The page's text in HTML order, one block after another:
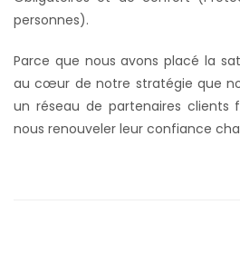
personnes).
Parce que nous avons placé la
au cœur de notre stratégie que
un réseau de partenaires clients
nous renouveler leur confiance